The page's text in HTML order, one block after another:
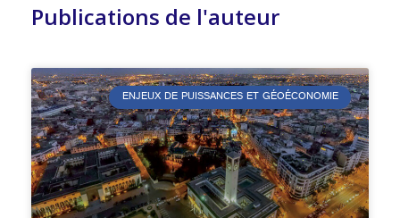
Publications de l'auteur
ENJEUX DE PUISSANCES ET GÉOÉCONOMIE